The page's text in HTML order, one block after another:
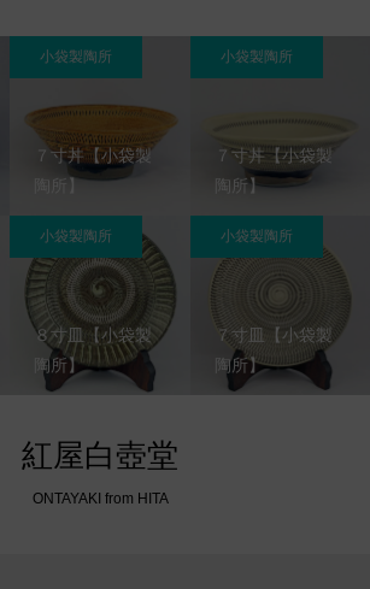
７寸丼【小袋製
陶所】
小袋製陶所
７寸丼【小袋製
陶所】
小袋製陶所
８寸皿【小袋製
陶所】
小袋製陶所
７寸皿【小袋製
陶所】
小袋製陶所
紅屋白壺堂
ONTAYAKI from HITA